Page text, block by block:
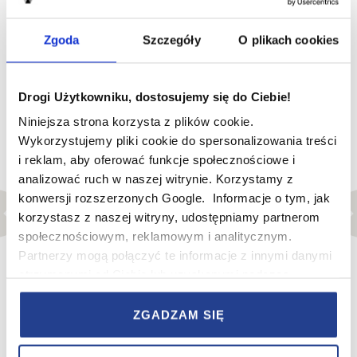
Zgoda Szczegóły O plikach cookies
Drogi Użytkowniku, dostosujemy się do Ciebie!
Niniejsza strona korzysta z plików cookie.
Wykorzystujemy pliki cookie do spersonalizowania treści
i reklam, aby oferować funkcje społecznościowe i
analizować ruch w naszej witrynie. Korzystamy z
konwersji rozszerzonych Google. Informacje o tym, jak
korzystasz z naszej witryny, udostępniamy partnerom
społecznościowym, reklamowym i analitycznym.
Partnerzy mogą połączyć te informacje z innymi danymi
korzystania z ich usług.
zapewnienia prawidłowego działania Serwisu,
ZGADZAM SIĘ
znajduje się balkon: położony wyżej będzie narażony na
wiatr, dlatego warto pomyśleć o odpowiedniej osłonie,
Foto: Pixabay.com
Nawierzchnie balkonowe